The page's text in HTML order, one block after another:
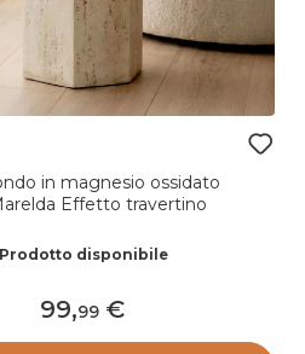
in magnesio ossidato
Effetto travertino
Prodotto disponibile
99,99